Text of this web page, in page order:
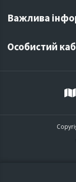
Важлива
Особистий